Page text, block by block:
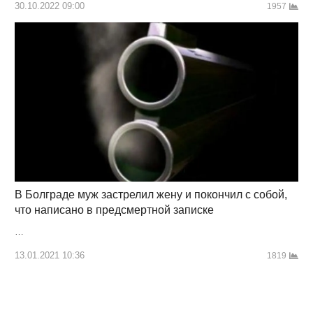
30.10.2022 09:00 1957
В Болграде муж застрелил жену и покончил с собой,
что написано в предсмертной записке
…
13.01.2021 10:36 1819